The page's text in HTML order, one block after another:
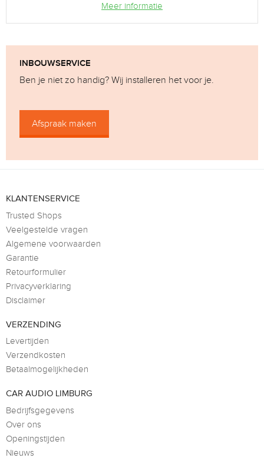
Meer informatie
INBOUWSERVICE
Ben je niet zo handig? Wij installeren het voor je.
Afspraak maken
KLANTENSERVICE
Trusted Shops
Veelgestelde vragen
Algemene voorwaarden
Garantie
Retourformulier
Privacyverklaring
Disclaimer
VERZENDING
Levertijden
Verzendkosten
Betaalmogelijkheden
CAR AUDIO LIMBURG
Bedrijfsgegevens
Over ons
Openingstijden
Nieuws